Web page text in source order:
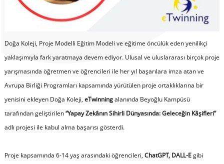
Doğa Koleji, Proje Modelli Eğitim Modeli ve eğitime öncülük eden yenilikçi
yaklaşımıyla fark yaratmaya devem ediyor. Ulusal ve uluslararası birçok proje
yarışmasında öğretmen ve öğrencileri ile her yıl başarılara imza atan ve
Avrupa Birliği Programları kapsamında yürütülen proje ortaklıklarına bir
yenisini ekleyen Doğa Koleji, eTwinningalanında Beyoğlu Kampüsü
tarafından geliştirilen“Yapay Zekânın Sihirli Dünyasında: Geleceğin Kâşifleri”
adlı projesi ile kabul alma başarısı gösterdi.
Proje kapsamında 6-14 yaş arasındaki öğrencileri, ChatGPT, DALL-Egibi